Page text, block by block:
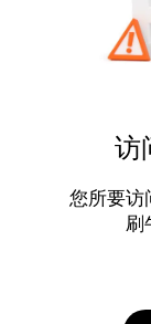
访
您所要访
刷